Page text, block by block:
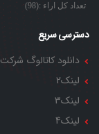
تعداد کل اراء :(98)
دسترسی سریع
دانلود کاتالوگ شرکت
لینک2
لینک3
لینک4